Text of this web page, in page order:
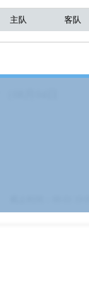
主队 客队